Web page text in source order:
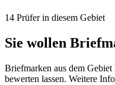
14 Prüfer in diesem Gebiet
Sie wollen
Briefmarken aus dem Gebiet
bewerten lassen. Weitere